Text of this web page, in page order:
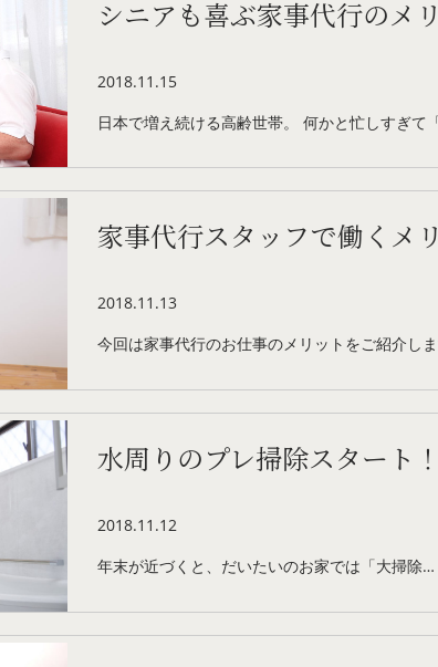
シニアも喜ぶ家事代行のメ
2018.11.15
日本で増え続ける高齢世帯。 何かと忙しすぎて
家事代行スタッフで働くメ
2018.11.13
今回は家事代行のお仕事のメリットをご紹介し
水周りのプレ掃除スタート！
2018.11.12
年末が近づくと、だいたいのお家では「大掃除…